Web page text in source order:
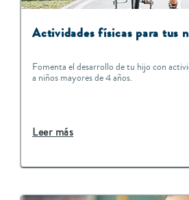
Actividades físicas para tus
Fomenta el desarrollo de tu hijo con
a niños mayores de 4 años.
Leer más